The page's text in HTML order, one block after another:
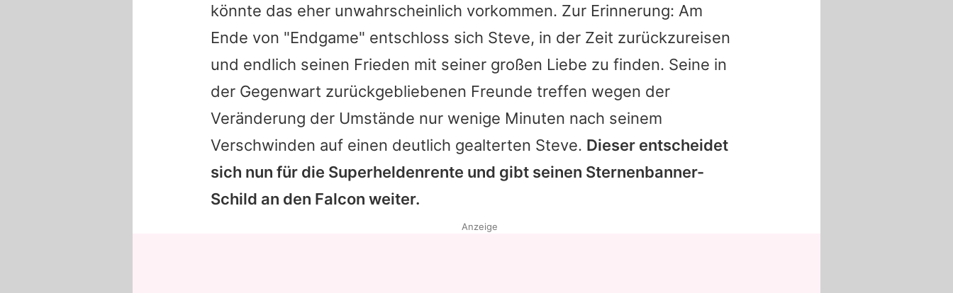
könnte das eher unwahrscheinlich vorkommen. Zur Erinnerung: Am
Ende von "Endgame" entschloss sich Steve, in der Zeit zurückzureisen
und endlich seinen Frieden mit seiner großen Liebe zu finden. Seine in
der Gegenwart zurückgebliebenen Freunde treffen wegen der
Veränderung der Umstände nur wenige Minuten nach seinem
Verschwinden auf einen deutlich gealterten Steve. Dieser entscheidet
sich nun für die Superheldenrente und gibt seinen Sternenbanner-
Schild an den Falcon weiter.
Anzeige